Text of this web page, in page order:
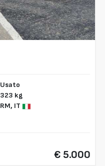
Usato
323 kg
RM, IT
€ 5.000